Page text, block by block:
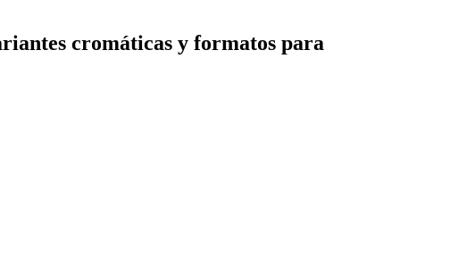
cromáticas y formatos para